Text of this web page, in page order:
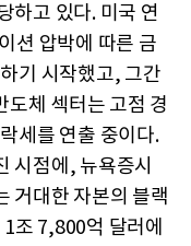
하고 있다. 미국 연
션 압박에 따른 금
기 시작했고, 그간
체 섹터는 고점 경
세를 연출 중이다.
시점에, 뉴욕증시
거대한 자본의 블랙
조 7,800억 달러에